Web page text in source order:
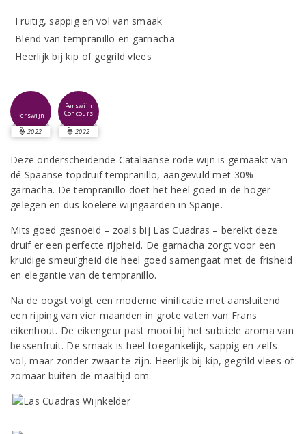
Fruitig, sappig en vol van smaak
Blend van tempranillo en garnacha
Heerlijk bij kip of gegrild vlees
Perswijn
2022
Perswijn
Concours
2022
Deze onderscheidende Catalaanse rode wijn is gemaakt van
dé Spaanse topdruif tempranillo, aangevuld met 30%
garnacha. De tempranillo doet het heel goed in de hoger
gelegen en dus koelere wijngaarden in Spanje.
Mits goed gesnoeid – zoals bij Las Cuadras – bereikt deze
druif er een perfecte rijpheid. De garnacha zorgt voor een
kruidige smeuïgheid die heel goed samengaat met de frisheid
en elegantie van de tempranillo.
Na de oogst volgt een moderne vinificatie met aansluitend
een rijping van vier maanden in grote vaten van Frans
eikenhout. De eikengeur past mooi bij het subtiele aroma van
bessenfruit. De smaak is heel toegankelijk, sappig en zelfs
vol, maar zonder zwaar te zijn. Heerlijk bij kip, gegrild vlees of
zomaar buiten de maaltijd om.